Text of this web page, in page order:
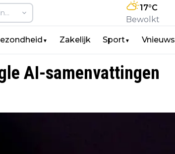
17°C
Bewolkt
▼ Zakelijk Sport▼ Vnieuws
AI-samenvattingen